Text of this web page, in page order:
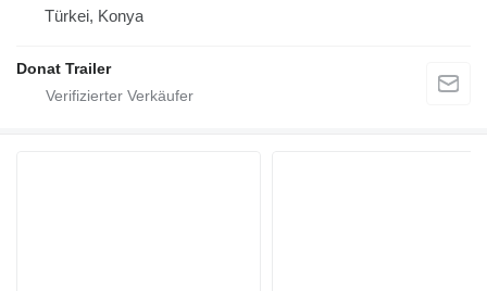
Türkei, Konya
Donat Trailer